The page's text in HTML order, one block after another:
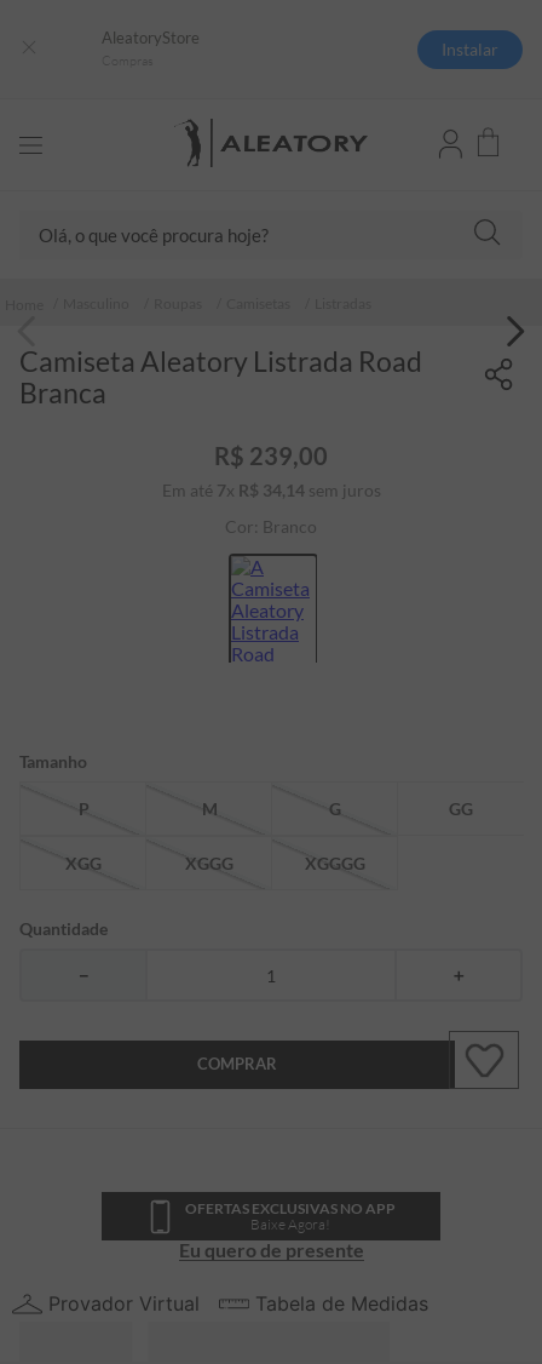
AleatoryStore
Instalar
Camiseta Aleatory Listrada Road
Branca
R$ 239,00
Em até 7x R$ 34,14sem juros
Cor: Branco
Tamanho
P M G GG
XGG XGGG XGGGG
Quantidade
＋
－
COMPRAR
OFERTAS EXCLUSIVAS NO APP
Baixe Agora!
Eu quero de presente
Provador Virtual Tabela de Medidas
2º
camiseta listrada
4º
jaqueta
5º
camiseta
6º
pima
8º
manga longa